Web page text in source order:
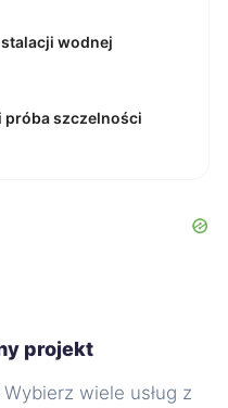
wodnej
próba szczelności
projekt
wiele usług z